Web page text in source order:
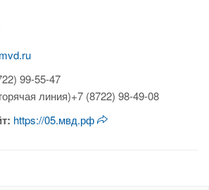
99-55-47
линия)+7 (8722) 98-49-08
https://05.мвд.рф